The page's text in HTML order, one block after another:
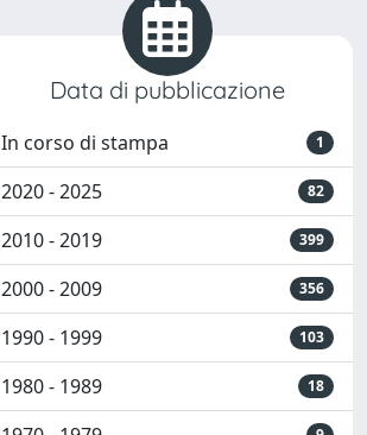
Data di pubblicazione
In corso di stampa 1
2020 - 2025 82
2010 - 2019 399
2000 - 2009 356
1990 - 1999 103
1980 - 1989 18